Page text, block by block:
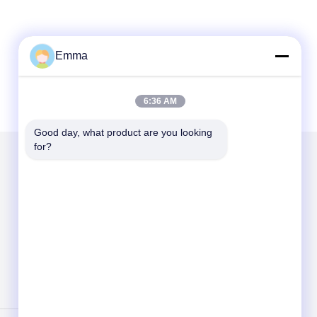
Emma
6:36 AM
Good day, what product are you looking
for?